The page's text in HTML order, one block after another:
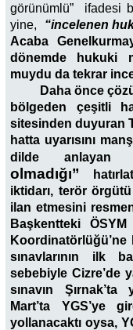
görünümlü” ifadesi
yine,
“incelenen
Acaba
dönemde hukuki
muydu da tekrar
Daha önce
bölgeden çeşitli
sitesinden duyuran
hatta uyarısını
dilde anlayan
olmadığı”
iktidarı, terör
ilan etmesini
Başkentteki ÖSYM
sınavlarının ilk
sebebiyle Cizre’de
sınavın Şırnak’ta
Mart’ta YGS’ye
yollanacaktı oysa,